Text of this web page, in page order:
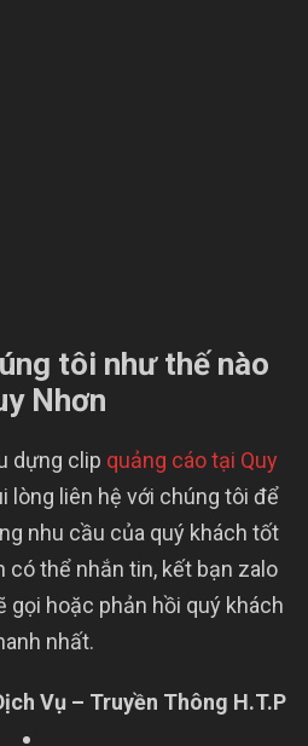
tôi như thế nào
Nhơn
dựng clip quảng cáo tại Quy
lòng liên hệ với chúng tôi để
nhu cầu của quý khách tốt
có thể nhắn tin, kết bạn zalo
gọi hoặc phản hồi quý khách
nhất.
Vụ – Truyền Thông H.T.P